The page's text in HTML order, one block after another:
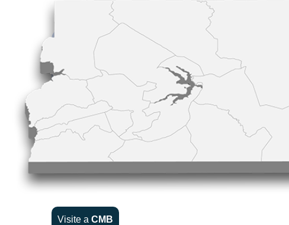
Visite a CMB